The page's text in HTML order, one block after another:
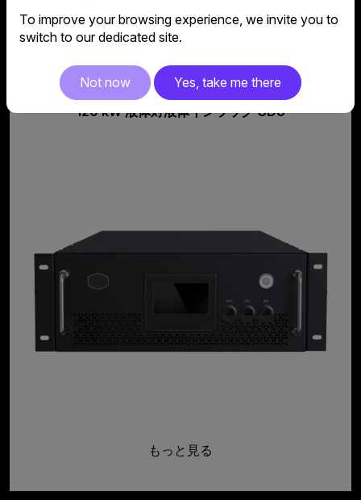
120 kW 液体対液体インラック CDU
もっと見る
To improve your browsing experience, we invite you to
switch to our dedicated site.
Not now Yes, take me there